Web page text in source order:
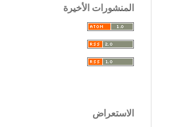
المنشورات الأخيرة
الاستعراض